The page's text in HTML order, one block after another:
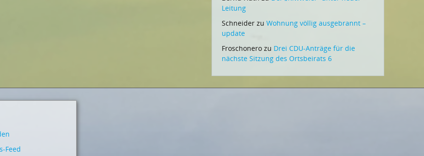
Leitung
Schneider zu Wohnung völlig ausgebrannt –
update
Froschonero zu Drei CDU-Anträge für die
nächste Sitzung des Ortsbeirats 6
Feed